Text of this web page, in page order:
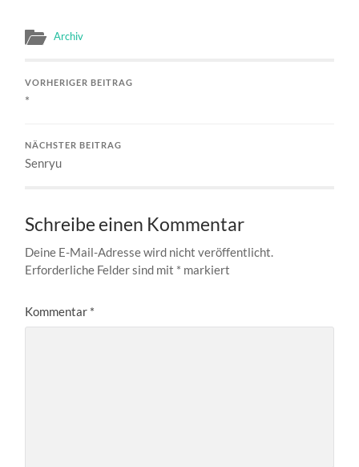
Archiv
VORHERIGER BEITRAG
*
NÄCHSTER BEITRAG
Senryu
Schreibe einen Kommentar
Deine E-Mail-Adresse wird nicht veröffentlicht.
Erforderliche Felder sind mit * markiert
Kommentar *